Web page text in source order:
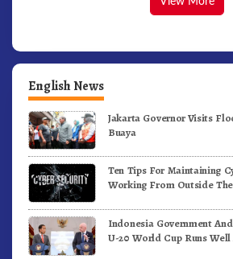
English News
Jakarta Governor Visits
Buaya
Ten Tips For Maintaining
Working From Outside
Indonesia Government
U-20 World Cup Runs